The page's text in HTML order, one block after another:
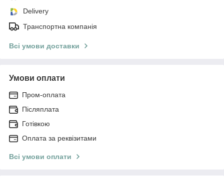
Delivery
Транспортна компанія
Всі умови доставки
Умови оплати
Пром-оплата
Післяплата
Готівкою
Оплата за реквізитами
Всі умови оплати